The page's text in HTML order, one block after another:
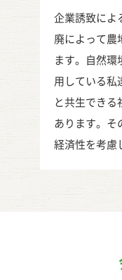
自然との関
企業誘致によ
廃によって農
ます。自然環
用している私
と共生できる
あります。そ
経済性を考慮